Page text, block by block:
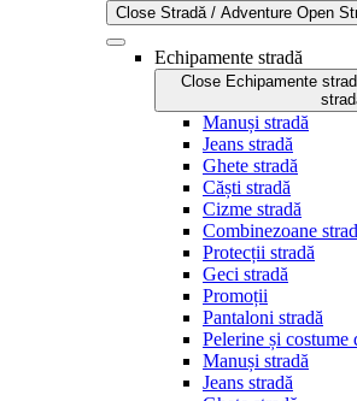
Close Stradă / Adventure Open
Echipamente stradă
Close Echipamente
Manuși stradă
Jeans stradă
Ghete stradă
Căști stradă
Cizme stradă
Combinezoane
Protecții stradă
Geci stradă
Promoții
Pantaloni stradă
Pelerine și costume
Manuși stradă
Jeans stradă